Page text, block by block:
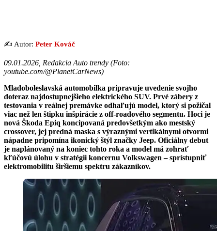
✍️ Autor: Peter Kováč
09.01.2026, Redakcia Auto trendy (Foto:
youtube.com/@PlanetCarNews)
Mladoboleslavská automobilka pripravuje uvedenie svojho
doteraz najdostupnejšieho elektrického SUV. Prvé zábery z
testovania v reálnej premávke odhaľujú model, ktorý si požičal
viac než len štipku inšpirácie z off-roadového segmentu. Hoci je
nová Škoda Epiq koncipovaná predovšetkým ako mestský
crossover, jej predná maska s výraznými vertikálnymi otvormi
nápadne pripomína ikonický štýl značky Jeep. Oficiálny debut
je naplánovaný na koniec tohto roka a model má zohrať
kľúčovú úlohu v stratégii koncernu Volkswagen – sprístupniť
elektromobilitu širšiemu spektru zákazníkov.